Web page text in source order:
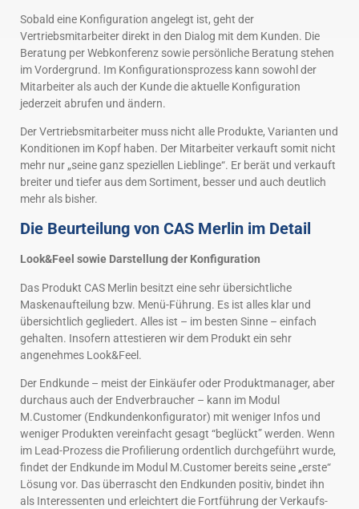
Sobald eine Konfiguration angelegt ist, geht der
Vertriebsmitarbeiter direkt in den Dialog mit dem Kunden. Die
Beratung per Webkonferenz sowie persönliche Beratung stehen
im Vordergrund. Im Konfigurationsprozess kann sowohl der
Mitarbeiter als auch der Kunde die aktuelle Konfiguration
jederzeit abrufen und ändern.
Der Vertriebsmitarbeiter muss nicht alle Produkte, Varianten und
Konditionen im Kopf haben. Der Mitarbeiter verkauft somit nicht
mehr nur „seine ganz speziellen Lieblinge“. Er berät und verkauft
breiter und tiefer aus dem Sortiment, besser und auch deutlich
mehr als bisher.
Die Beurteilung von CAS Merlin im Detail
Look&Feel sowie Darstellung der Konfiguration
Das Produkt CAS Merlin besitzt eine sehr übersichtliche
Maskenaufteilung bzw. Menü-Führung. Es ist alles klar und
übersichtlich gegliedert. Alles ist – im besten Sinne – einfach
gehalten. Insofern attestieren wir dem Produkt ein sehr
angenehmes Look&Feel.
Der Endkunde – meist der Einkäufer oder Produktmanager, aber
durchaus auch der Endverbraucher – kann im Modul
M.Customer (Endkundenkonfigurator) mit weniger Infos und
weniger Produkten vereinfacht gesagt “beglückt” werden. Wenn
im Lead-Prozess die Profilierung ordentlich durchgeführt wurde,
findet der Endkunde im Modul M.Customer bereits seine „erste“
Lösung vor. Das überrascht den Endkunden positiv, bindet ihn
als Interessenten und erleichtert die Fortführung der Verkaufs-